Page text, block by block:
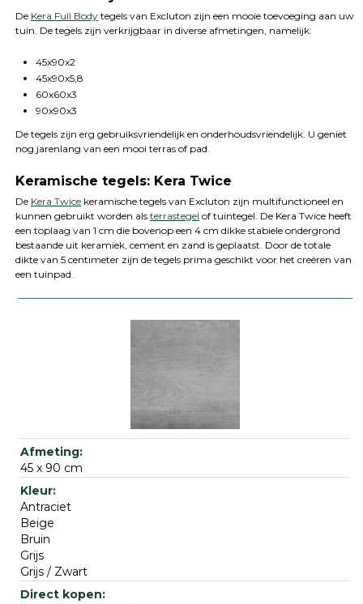
De Kera Full Bodytegels van Excluton zijn een mooie toevoeging aan uw
tuin. De tegels zijn verkrijgbaar in diverse afmetingen, namelijk:
45x90x2
45x90x5,8
60x60x3
90x90x3
De tegels zijn erg gebruiksvriendelijk en onderhoudsvriendelijk. U geniet
nog jarenlang van een mooi terras of pad.
Keramische tegels: Kera Twice
De Kera Twicekeramische tegels van Excluton zijn multifunctioneel en
kunnen gebruikt worden als terrastegel of tuintegel. De Kera Twice heeft
een toplaag van 1 cm die bovenop een 4 cm dikke stabiele ondergrond
bestaande uit keramiek, cement en zand is geplaatst. Door de totale
dikte van 5 centimeter zijn de tegels prima geschikt voor het creëren van
een tuinpad.
45 x 90 cm
Antraciet
Beige
Bruin
Grijs
Grijs / Zwart